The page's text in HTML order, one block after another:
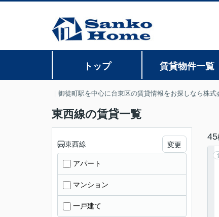
トップ 賃貸物件一覧
｜御徒町駅を中心に台東区の賃貸情報をお探しなら株
東西線の賃貸一覧
45
東西線 変更
アパート
マンション
一戸建て